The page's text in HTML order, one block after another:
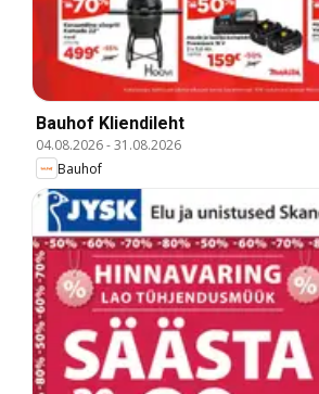
Bauhof Kliendileht
04.08.2026-31.08.2026
Bauhof